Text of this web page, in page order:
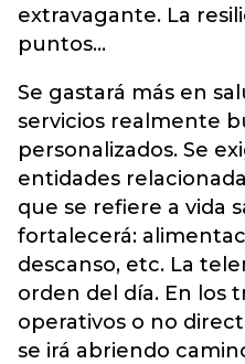
extravagante. La
puntos…
Se gastará más en
servicios realmente
personalizados. Se
entidades
que se refiere a vida
fortalecerá:
descanso, etc. La
orden del día. En los
operativos o no
se irá abriendo